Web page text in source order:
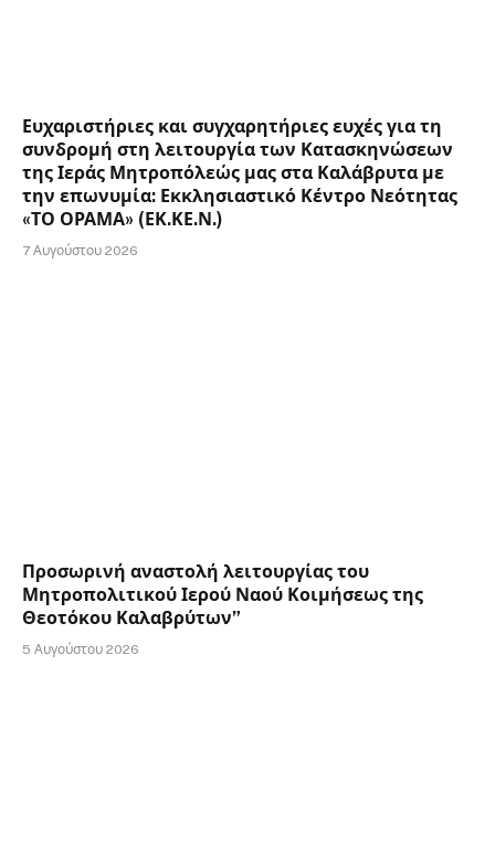
Ευχαριστήριες και συγχαρητήριες ευχές για τη
συνδρομή στη λειτουργία των Κατασκηνώσεων
της Ιεράς Μητροπόλεώς μας στα Καλάβρυτα με
την επωνυμία: Εκκλησιαστικό Κέντρο Νεότητας
«ΤΟ ΟΡΑΜΑ» (ΕΚ.ΚΕ.Ν.)
7 Αυγούστου 2026
Προσωρινή αναστολή λειτουργίας του
Μητροπολιτικού Ιερού Ναού Κοιμήσεως της
Θεοτόκου Καλαβρύτων”
5 Αυγούστου 2026